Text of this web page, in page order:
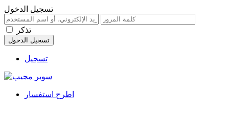
تسجيل الدخول
تذكر
تسجيل
اطرح استفسار